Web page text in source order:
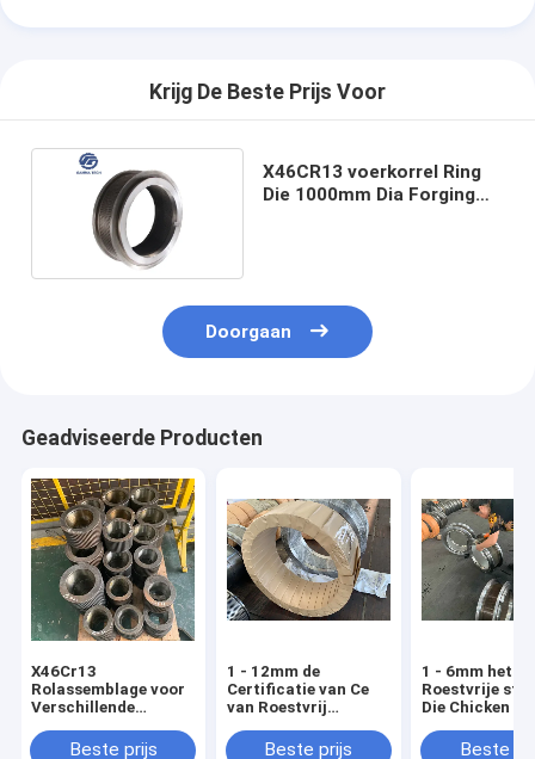
Krijg De Beste Prijs Voor
X46CR13 voerkorrel Ring
Die 1000mm Dia Forging
Doorgaan
Geadviseerde Producten
X46Cr13
Rolassemblage voor
Verschillende
Korrelmachine die
Beste prijs
1 - 12mm de
Certificatie van Ce
van Roestvrij
customized
Beste prijs
1 - 6mm het
Roestvrije
Die Chicken
Korrelmolen
Beste